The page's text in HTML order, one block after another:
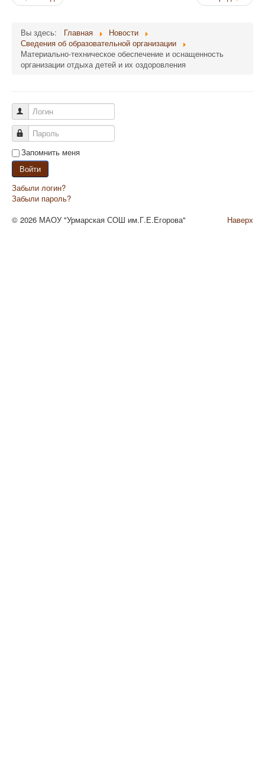
Вы здесь: Главная
Новости
Сведения об образовательной организации
Материально-техническое обеспечение и оснащенность
организации отдыха детей и их оздоровления
Логин
Пароль
Запомнить меня
Войти
Забыли логин?
Забыли пароль?
Наверх
© 2026 МАОУ "Урмарская СОШ им.Г.Е.Егорова"